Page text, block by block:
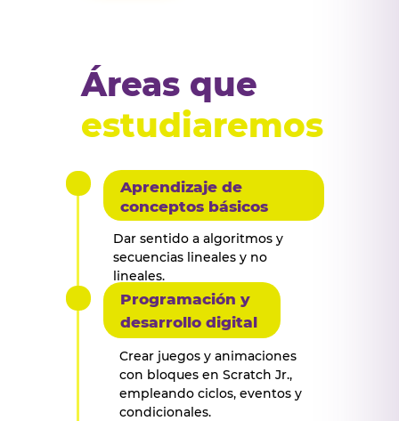
¡Y muchos
más!
Áreas que
estudiaremos
Aprendizaje de
conceptos básicos
Dar sentido a algoritmos y
secuencias lineales y no
lineales.
Programación y
desarrollo digital
Crear juegos y animaciones
con bloques en Scratch Jr.,
empleando ciclos, eventos y
condicionales.